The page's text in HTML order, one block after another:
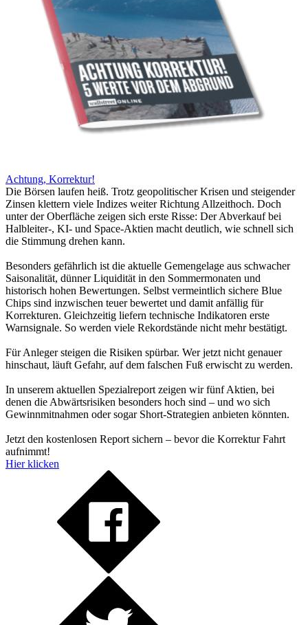
Achtung, Korrektur!
Die Börsen laufen heiß. Trotz geopolitischer Krisen und steigender
Zinsen klettern viele Indizes weiter Richtung Allzeithoch. Doch
unter der Oberfläche zeigen sich erste Risse: Der Abverkauf bei
Halbleiter-, KI- und Space-Aktien macht deutlich, wie schnell sich
die Stimmung drehen kann.
Besonders gefährlich ist die aktuelle Gemengelage aus schwacher
Saisonalität, dünner Liquidität in den Sommermonaten und
historisch hohen Bewertungen. Selbst vermeintlich sichere Blue
Chips sind inzwischen teuer bewertet und damit anfällig für
Korrekturen. Gleichzeitig liefern technische Indikatoren erste
Warnsignale. So werden viele Rekordstände nicht mehr bestätigt.
Für Anleger steigen die Risiken spürbar. Wer jetzt nicht genauer
hinschaut, läuft Gefahr, auf dem falschen Fuß erwischt zu werden.
In unserem aktuellen Spezialreport zeigen wir fünf Aktien, bei
denen die Abwärtsrisiken besonders hoch sind – und wo sich
Gewinnmitnahmen oder sogar Short-Strategien anbieten könnten.
Jetzt den kostenlosen Report sichern – bevor die Korrektur Fahrt
aufnimmt!
Hier klicken